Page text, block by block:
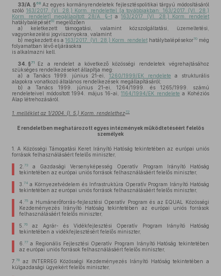
33/A. § 68 Az egyes kormányrendeletek fejlesztéspolitikai tárgyú módosításáról
szóló 163/2017. (VI. 28.) Korm. rendelettel [a továbbiakban: 163/2017. (VI. 28.)
Korm. rendelet] megállapított 28/A. §-ta163/2017. (VI. 28.) Korm. rendelet
hatálybalépését69 megelőzően
a) keletkezett támogatási, valamint közszolgáltatási, üzemeltetési,
vagyonkezelési jogviszonyokra, valamint
b) megkezdett és a163/2017. (VI. 28.) Korm. rendelethatálybalépésekor70még
folyamatban lévő eljárásokra
is alkalmazni kell.
34. §71
Ez a rendelet a következő közösségi rendeletek végrehajtásához
szükséges rendelkezéseket állapítja meg:
a) a Tanács 1999. június 21-ei, 1260/1999/EK rendelete a strukturális
alapokra vonatkozó általános rendelkezések megállapításáról;
b) a Tanács 1999. június 21-ei, 1264/1999. és 1265/1999. számú
rendeleteivel módosított 1994. május 16-ai,1164/1994/EK rendelete a Kohéziós
Alap létrehozásáról.
1. melléklet az 1/2004. (I. 5.) Korm. rendelethez 72
E rendeletben meghatározott egyes intézmények működtetéséért felelős
személyek
1.
A Közösségi Támogatási Keret Irányító Hatóság tekintetében az európai uniós
források felhasználásáért felelős miniszter,
2. 73a Gazdasági Versenyképesség Operatív Program Irányító Hatóság
tekintetében az európai uniós források felhasználásáért felelős miniszter,
3. 74a Környezetvédelem és Infrastruktúra Operatív Program Irányító Hatóság
tekintetében az európai uniós források felhasználásáért felelős miniszter,
4. 75a Humánerőforrás-fejlesztési Operatív Program és az EQUAL Közösségi
Kezdeményezés Irányító Hatóság tekintetében az európai uniós források
felhasználásáért felelős miniszter,
5. 76az Agrár- és Vidékfejlesztési Operatív Program Irányító Hatóság
tekintetében a vidékfejlesztésért felelős miniszter,
6. 77a Regionális Fejlesztési Operatív Program Irányító Hatóság tekintetében
az európai uniós források felhasználásáért felelős miniszter,
7. 78
az INTERREG Közösségi Kezdeményezés Irányító Hatóság tekintetében a
külgazdasági ügyekért felelős miniszter,